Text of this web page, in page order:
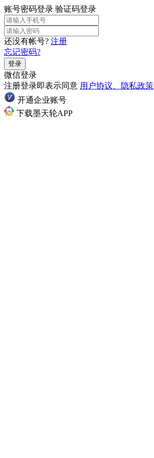
账号密码登录 验证码登录
还没有帐号? 注册
忘记密码?
登录
微信登录
注册登录即表示同意 用户协议、隐私政策
开通企业账号
下载墨天轮APP